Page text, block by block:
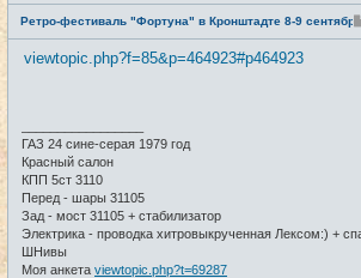
е
т
и
Ретро-фестиваль "Фортуна" в Кронштадте 8-9
viewtopic.php?f=85&p=464923#p464923
ГАЗ 24 сине-серая 1979 год
Красный салон
КПП 5ст 3110
Перед - шары 31105
Зад - мост 31105 + стабилизатор
Электрика - проводка хитровыкрученная Лексом:) +
ШНивы
Моя анкета viewtopic.php?t=69287